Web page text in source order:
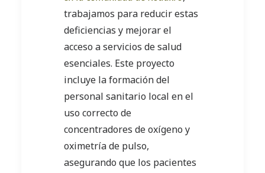
trabajamos para reducir estas
deficiencias y mejorar el
acceso a servicios de salud
esenciales. Este proyecto
incluye la formación del
personal sanitario local en el
uso correcto de
concentradores de oxígeno y
oximetría de pulso,
asegurando que los pacientes